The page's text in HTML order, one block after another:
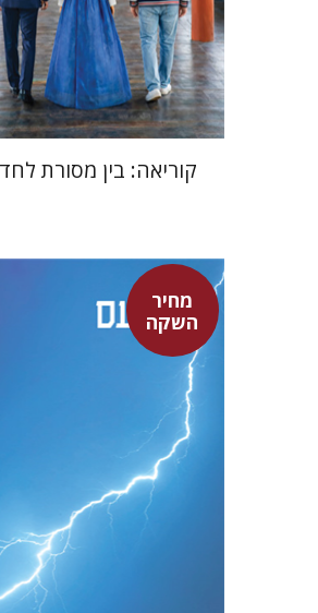
מחיר השקה
$35
$24
קוריאה: בין מסורת
מחיר
השקה
סנקה
דבורה גילולה
דבורה גילולה
מחיר השקה